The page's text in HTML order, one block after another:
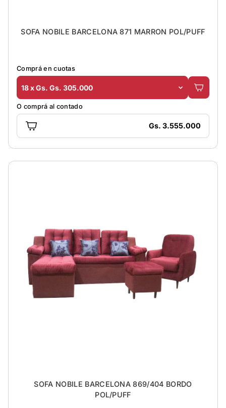
SOFA NOBILE BARCELONA 871 MARRON POL/PUFF
Comprá en cuotas
18 x Gs. Gs. 305.000
O comprá al contado
Gs. 3.555.000
SOFA NOBILE BARCELONA 869/404 BORDO
POL/PUFF